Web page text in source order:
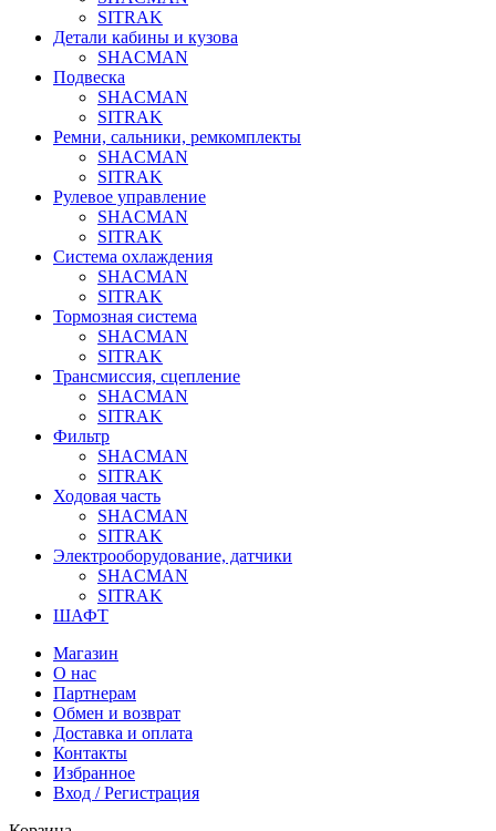
SITRAK
Детали кабины и кузова
SHACMAN
Подвеска
SHACMAN
SITRAK
Ремни, сальники, ремкомплекты
SHACMAN
SITRAK
Рулевое управление
SHACMAN
SITRAK
Система охлаждения
SHACMAN
SITRAK
Тормозная система
SHACMAN
SITRAK
Трансмиссия, сцепление
SHACMAN
SITRAK
Фильтр
SHACMAN
SITRAK
Ходовая часть
SHACMAN
SITRAK
Электрооборудование, датчики
SHACMAN
SITRAK
ШАФТ
Магазин
О нас
Партнерам
Обмен и возврат
Доставка и оплата
Контакты
Избранное
Вход / Регистрация